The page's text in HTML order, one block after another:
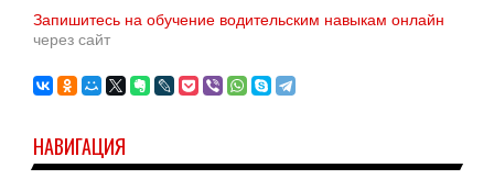
Запишитесь на обучение водительским навыкам онлайн
через сайт
НАВИГАЦИЯ